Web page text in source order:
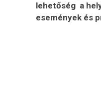
lehetőség a
események és